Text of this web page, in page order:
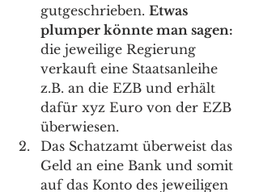
gutgeschrieben. Etwas
plumper könnte man sagen:
die jeweilige Regierung
verkauft eine Staatsanleihe
z.B. an die EZB und erhält
dafür xyz Euro von der EZB
überwiesen.
Das Schatzamt überweist das
Geld an eine Bank und somit
auf das Konto des jeweiligen